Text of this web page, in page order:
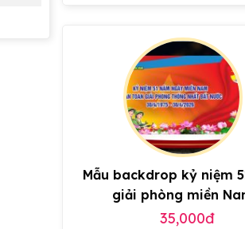
phí
có
ứng
đẹp
Mẫu backdrop kỷ niệm
giải phòng miền
35,000đ